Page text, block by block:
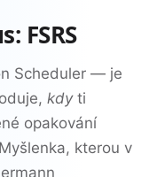
FSRS
Scheduler — je
kdyti
opakování
kterou v